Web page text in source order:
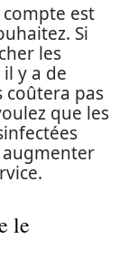
est
Si
les
y a de
coûtera pas
que les
augmenter
le